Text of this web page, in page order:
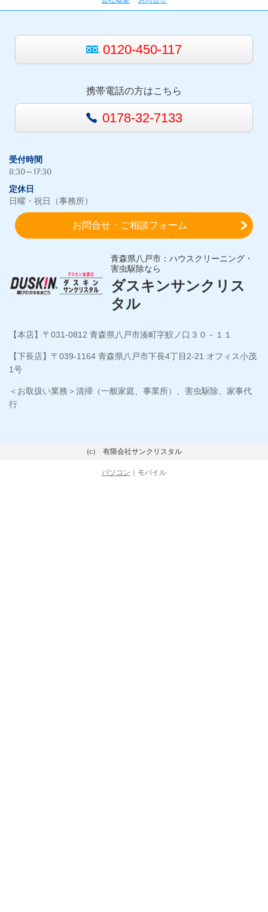
0120-450-117
携帯電話の方はこちら
0178-32-7133
受付時間
8:30～17:30
定休日
日曜・祝日（事務所）
お問合せ・ご相談フォーム
青森県八戸市：ハウスクリーニング・
害虫駆除なら
ダスキンサンクリス
タル
【本店】〒031-0812 青森県八戸市湊町字鮫ノ口３０－１１
【下長店】〒039-1164 青森県八戸市下長4丁目2-21 オフィス小茂
1号
＜お取扱い業務＞清掃（一般家庭、事業所）、害虫駆除、家事代
行
(c) 有限会社サンクリスタル
パソコン ｜モバイル